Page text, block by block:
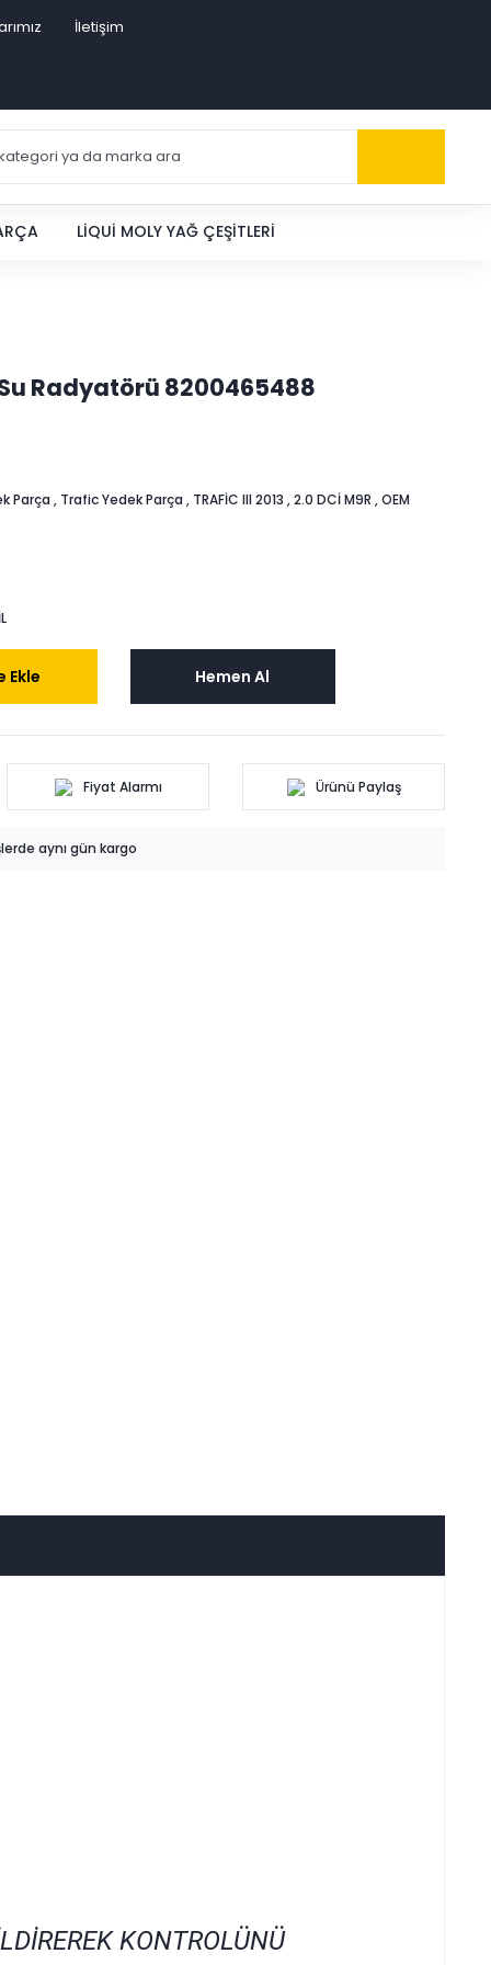
İletişim
LIQUI MOLY YAĞ ÇEŞITLERI
Radyatörü 8200465488
Parça , Trafic Yedek Parça , TRAFİC III 2013 ,2.0 DCİ M9R ,OEM
Ekle Hemen Al
Fiyat Alarmı Ürünü Paylaş
aynı gün kargo
KONTROLÜNÜ